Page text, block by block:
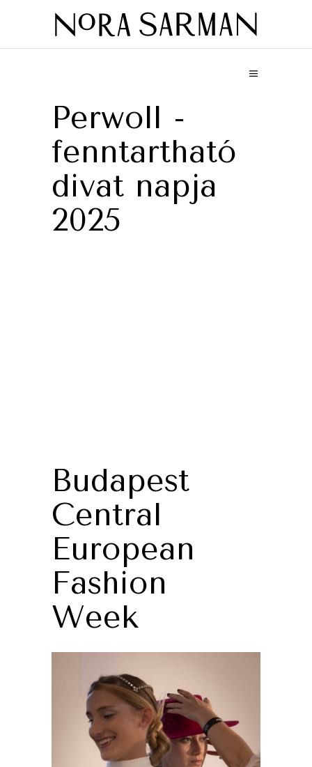
Perwoll -
fenntartható
divat napja
2025
Budapest
Central
European
Fashion
Week